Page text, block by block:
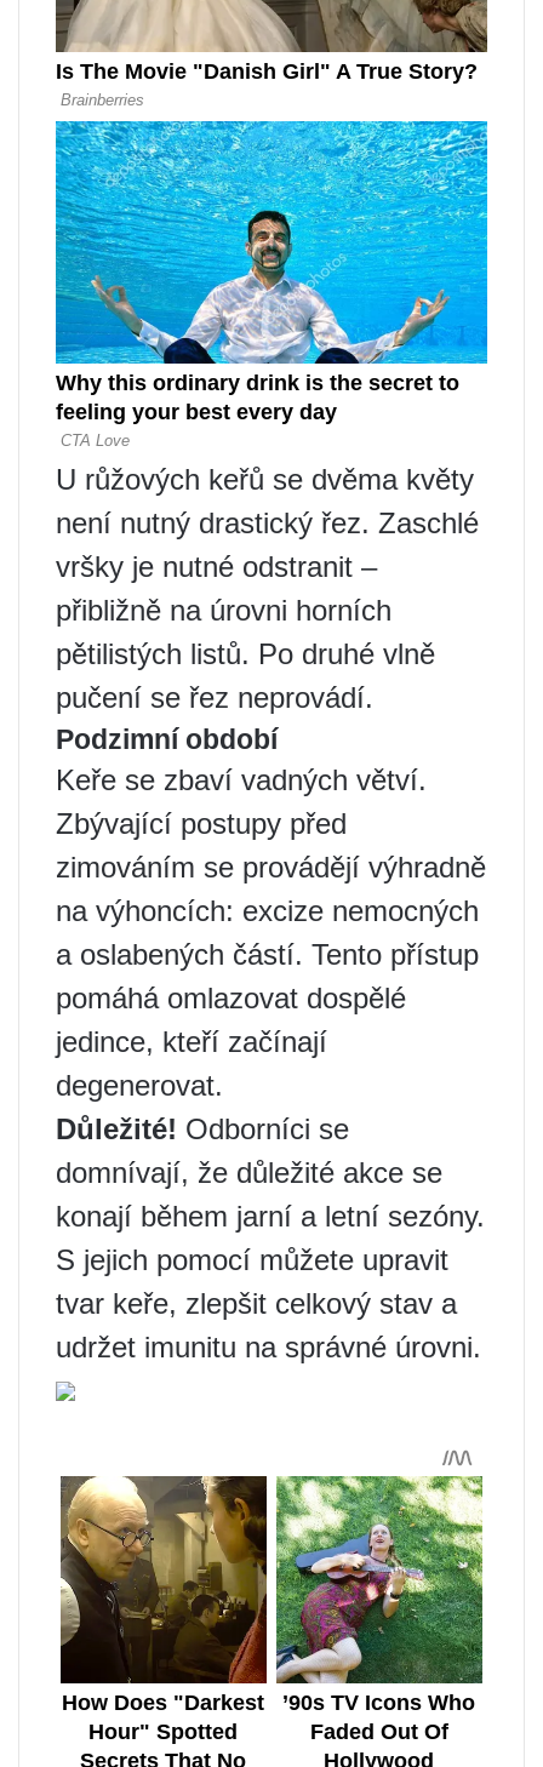
U růžových keřů se dvěma květy
není nutný drastický řez. Zaschlé
vršky je nutné odstranit –
přibližně na úrovni horních
pětilistých listů. Po druhé vlně
pučení se řez neprovádí.
Podzimní období
Keře se zbaví vadných větví.
Zbývající postupy před
zimováním se provádějí výhradně
na výhoncích: excize nemocných
a oslabených částí. Tento přístup
pomáhá omlazovat dospělé
jedince, kteří začínají
degenerovat.
Důležité! Odborníci se
domnívají, že důležité akce se
konají během jarní a letní sezóny.
S jejich pomocí můžete upravit
tvar keře, zlepšit celkový stav a
udržet imunitu na správné úrovni.